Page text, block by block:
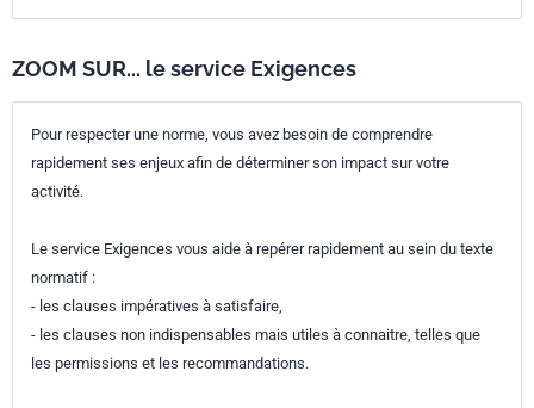
ZOOM SUR... le service Exigences
Pour respecter une norme, vous avez besoin de comprendre
rapidement ses enjeux afin de déterminer son impact sur votre
activité.
Le service Exigences vous aide à repérer rapidement au sein du texte
normatif :
- les clauses impératives à satisfaire,
- les clauses non indispensables mais utiles à connaitre, telles que
les permissions et les recommandations.